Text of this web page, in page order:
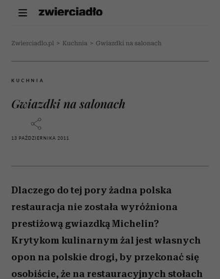
Zwierciadlo.pl > Kuchnia > Gwiazdki na salonach
KUCHNIA
Gwiazdki na salonach
13 PAŹDZIERNIKA 2011
Dlaczego do tej pory żadna polska
restauracja nie została wyróżniona
prestiżową gwiazdką Michelin?
Krytykom kulinarnym żal jest własnych
opon na polskie drogi, by przekonać się
osobiście, że na restauracyjnych stołach